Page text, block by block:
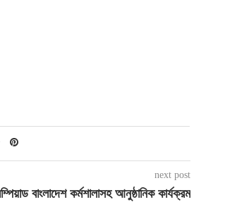
next post
বাংলাদেশ কর্মশালাসহ আনুষ্ঠানিক কার্যক্রম